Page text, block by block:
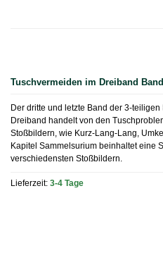
Tuschvermeiden im Dreiband
Der dritte und letzte Band der 3-
Dreiband handelt von den
Stoßbildern, wie Kurz-Lang-Lang,
Kapitel Sammelsurium beinhaltet eine
verschiedensten Stoßbildern.
Lieferzeit: 3-4 Tage